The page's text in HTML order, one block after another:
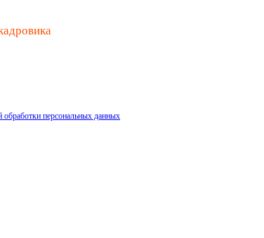
обработки персональных данных